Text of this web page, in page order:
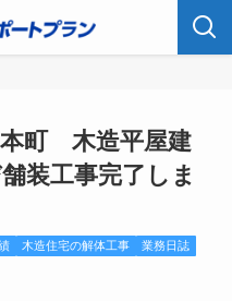
本町 木造平屋建
装工事完了しま
木造住宅の解体工事
業務日誌